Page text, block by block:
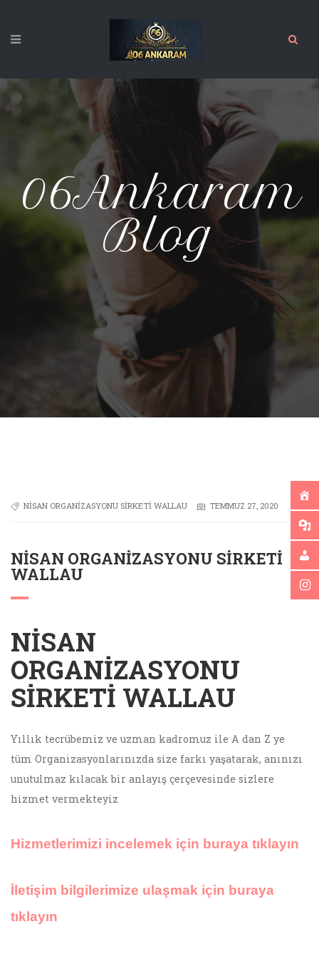
06Ankaram
Blog
NISAN ORGANIZASYONU SIRKETI WALLAU TEMMUZ 27, 2020
NISAN ORGANIZASYONU SIRKETI
WALLAU
NISAN
ORGANIZASYONU
SIRKETI WALLAU
Yıllık tecrübemiz ve uzman kadromuz ile A dan Z ye
tüm Organizasyonlarınızda size farkı yaşatarak, anınızı
unutulmaz kılacak bir anlayış çerçevesinde sizlere
hizmet vermekteyiz
Hizmetlerimizi incelemek için buraya tıklayın
İletişim bilgilerimize ulaşmak için buraya
tıklayın